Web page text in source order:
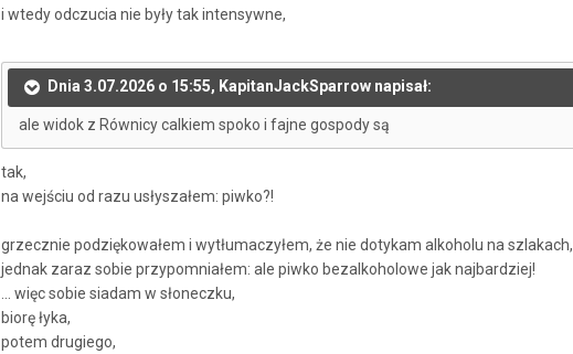
i wtedy odczucia nie były tak intensywne,
Dnia 3.07.2026 o 15:55, KapitanJackSparrow napisał:
ale widok z Równicy calkiem spoko i fajne gospody są
tak,
na wejściu od razu usłyszałem: piwko?!
grzecznie podziękowałem i wytłumaczyłem, że nie dotykam alkoholu na szlakach,
jednak zaraz sobie przypomniałem: ale piwko bezalkoholowe jak najbardziej!
... więc sobie siadam w słoneczku,
biorę łyka,
potem drugiego,